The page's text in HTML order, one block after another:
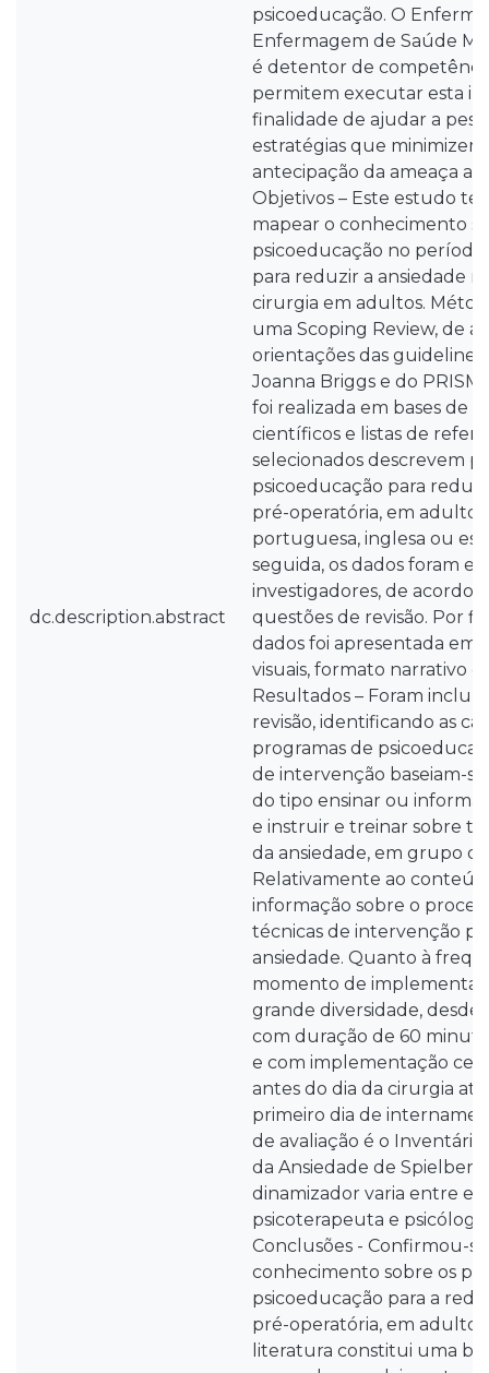
dc.description.abstract
psicoeducação. O
Enfermagem de Saúde
é detentor de
permitem executar esta
finalidade de ajudar a
estratégias que
antecipação da ameaça
Objetivos – Este estudo
mapear o conhecimento
psicoeducação no
para reduzir a ansiedade
cirurgia em adultos.
uma Scoping Review, de
orientações das
Joanna Briggs e do
foi realizada em bases de
científicos e listas de
selecionados descrevem
psicoeducação para
pré-operatória, em
portuguesa, inglesa ou
seguida, os dados foram
investigadores, de acordo
questões de revisão. Por
dados foi apresentada em
visuais, formato narrativo e
Resultados – Foram
revisão, identificando as
programas de
de intervenção baseiam-
do tipo ensinar ou
e instruir e treinar sobre
da ansiedade, em grupo
Relativamente ao
informação sobre o
técnicas de intervenção
ansiedade. Quanto à
momento de
grande diversidade, desde 1
com duração de 60
e com implementação
antes do dia da cirurgia
primeiro dia de
de avaliação é o
da Ansiedade de
dinamizador varia entre
psicoterapeuta e
Conclusões - Confirmou-
conhecimento sobre os
psicoeducação para a
pré-operatória, em
literatura constitui uma